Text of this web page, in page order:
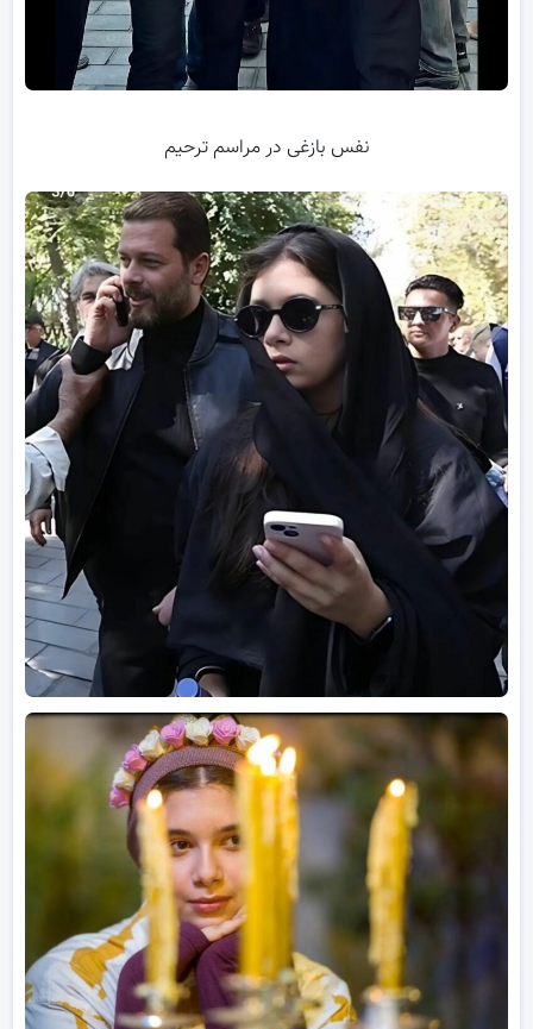
نفس بازغی در مراسم ترحیم